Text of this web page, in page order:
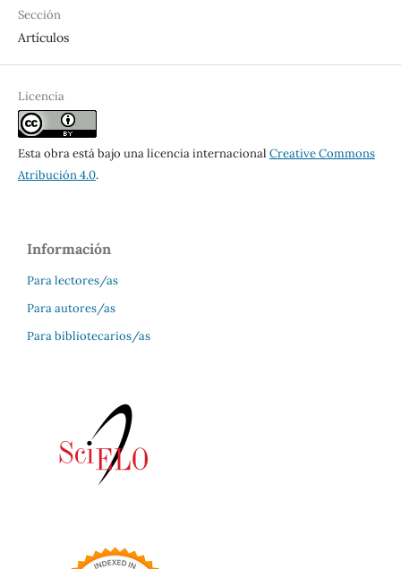
Sección
Artículos
Licencia
Esta obra está bajo una licencia internacional Creative Commons
Atribución 4.0.
Información
Para lectores/as
Para autores/as
Para bibliotecarios/as